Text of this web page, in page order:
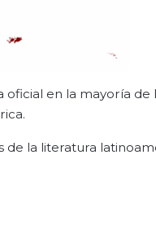
en la mayoría de
de la literatura